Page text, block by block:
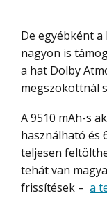
De egyébként a kijelzője nem kicsi, mert 12.1″ és
nagyon is
a hat Dolby
megszokottnál
A 9510 mAh-s akkumulátorral akár egész nap
használható és
teljesen
tehát van
frissítések – a